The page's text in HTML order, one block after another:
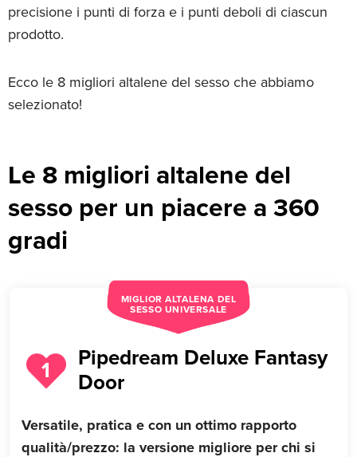
precisione i punti di forza e i punti deboli di ciascun
prodotto.
Ecco le 8 migliori altalene del sesso che abbiamo
selezionato!
Le 8 migliori altalene del
sesso per un piacere a 360
gradi
1
Pipedream Deluxe Fantasy
Door
MIGLIOR ALTALENA DEL
SESSO UNIVERSALE
Versatile, pratica e con un ottimo rapporto
qualità/prezzo: la versione migliore per chi si